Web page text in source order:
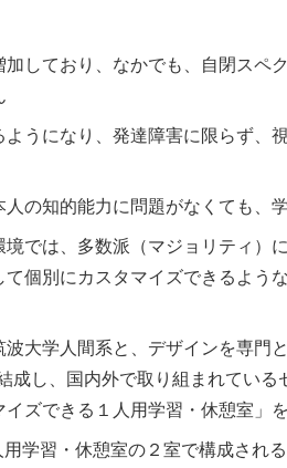
しており、なかでも、自閉スペ
うになり、発達障害に限らず、
の知的能力に問題がなくても、
では、多数派（マジョリティ）
個別にカスタマイズできるよう
大学人間系と、デザインを専門
成し、国内外で取り組まれてい
ズできる１人用学習・休憩室」
学習・休憩室の２室で構成され